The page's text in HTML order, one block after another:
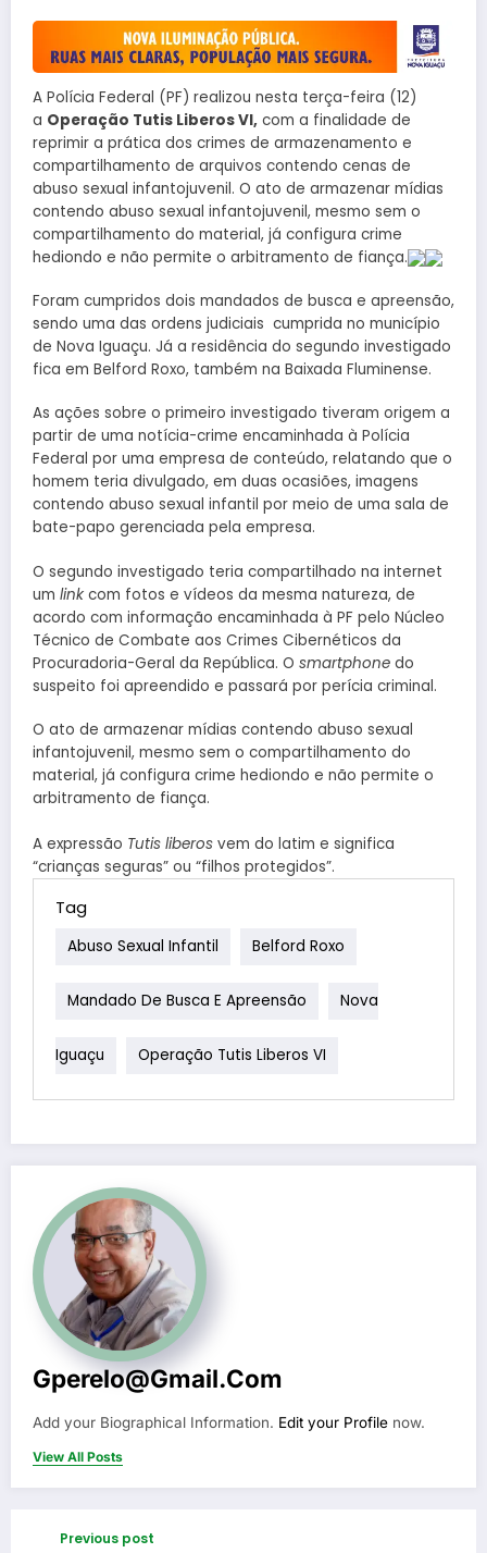
A Polícia Federal (PF) realizou nesta terça-feira (12)
a Operação Tutis Liberos VI, com a finalidade de
reprimir a prática dos crimes de armazenamento e
compartilhamento de arquivos contendo cenas de
abuso sexual infantojuvenil. O ato de armazenar mídias
contendo abuso sexual infantojuvenil, mesmo sem o
compartilhamento do material, já configura crime
hediondo e não permite o arbitramento de fiança.
Foram cumpridos dois mandados de busca e apreensão,
sendo uma das ordens judiciais cumprida no município
de Nova Iguaçu. Já a residência do segundo investigado
fica em Belford Roxo, também na Baixada Fluminense.
As ações sobre o primeiro investigado tiveram origem a
partir de uma notícia-crime encaminhada à Polícia
Federal por uma empresa de conteúdo, relatando que o
homem teria divulgado, em duas ocasiões, imagens
contendo abuso sexual infantil por meio de uma sala de
bate-papo gerenciada pela empresa.
O segundo investigado teria compartilhado na internet
um link com fotos e vídeos da mesma natureza, de
acordo com informação encaminhada à PF pelo Núcleo
Técnico de Combate aos Crimes Cibernéticos da
Procuradoria-Geral da República. O smartphone do
suspeito foi apreendido e passará por perícia criminal.
O ato de armazenar mídias contendo abuso sexual
infantojuvenil, mesmo sem o compartilhamento do
material, já configura crime hediondo e não permite o
arbitramento de fiança.
A expressão Tutis liberos vem do latim e significa
“crianças seguras” ou “filhos protegidos”.
Tag
Abuso Sexual Infantil Belford Roxo
Mandado De Busca E Apreensão Nova
Iguaçu Operação Tutis Liberos VI
Gperelo@gmail.com
Add your Biographical Information. Edit your Profile now.
View All Posts
Previous post